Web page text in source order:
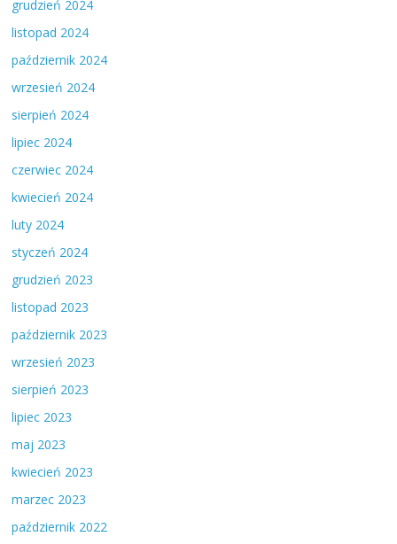
grudzień 2024
listopad 2024
październik 2024
wrzesień 2024
sierpień 2024
lipiec 2024
czerwiec 2024
kwiecień 2024
luty 2024
styczeń 2024
grudzień 2023
listopad 2023
październik 2023
wrzesień 2023
sierpień 2023
lipiec 2023
maj 2023
kwiecień 2023
marzec 2023
październik 2022